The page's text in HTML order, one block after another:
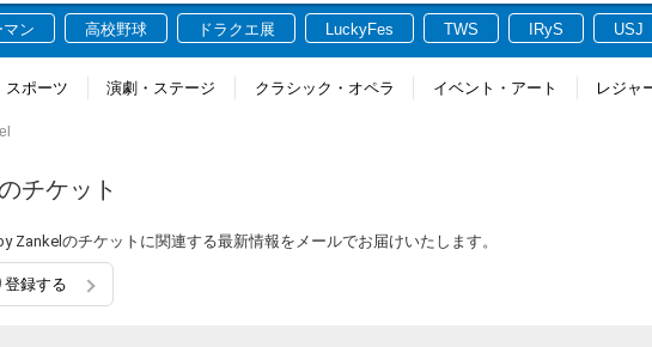
マン 高校野球 ドラクエ展 LuckyFes TWS IRyS USJ
スポーツ 演劇・ステージ クラシック・オペラ イベント・アート レジャ
チケット
Zankelのチケットに関連する最新情報をメールでお届けいたします。
録する